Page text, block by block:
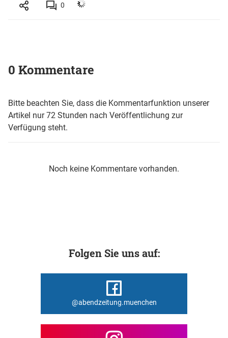
0
0 Kommentare
Bitte beachten Sie, dass die Kommentarfunktion unserer
Artikel nur 72 Stunden nach Veröffentlichung zur
Verfügung steht.
Noch keine Kommentare vorhanden.
Folgen Sie uns auf:
@abendzeitung.muenchen